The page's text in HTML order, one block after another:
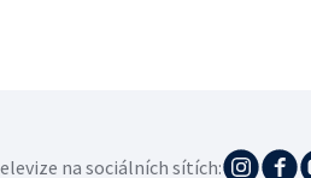
na sociálních sítích: